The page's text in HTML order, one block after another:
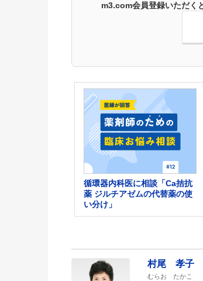
m3.com会員登録いただく
循環器内科医に相談「Ca拮抗
薬 ジルチアゼムの代替薬の使
い分け」
村尾 孝子
むらお たかこ